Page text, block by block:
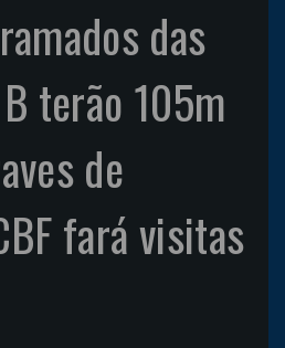
das
terão 105m
de
fará visitas